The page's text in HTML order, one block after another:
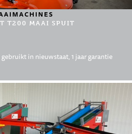
T200 MAAI SPUIT
gebruikt in nieuwstaat, 1 jaar garantie